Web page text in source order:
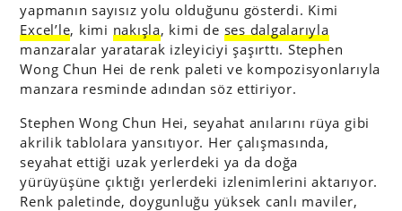
yapmanın sayısız yolu olduğunu gösterdi. Kimi
Excel’le, kimi nakışla, kimi de ses dalgalarıyla
manzaralar yaratarak izleyiciyi şaşırttı. Stephen
Wong Chun Hei de renk paleti ve kompozisyonlarıyla
manzara resminde adından söz ettiriyor.
Stephen Wong Chun Hei, seyahat anılarını rüya gibi
akrilik tablolara yansıtıyor. Her çalışmasında,
seyahat ettiği uzak yerlerdeki ya da doğa
yürüyüşüne çıktığı yerlerdeki izlenimlerini aktarıyor.
Renk paletinde, doygunluğu yüksek canlı maviler,